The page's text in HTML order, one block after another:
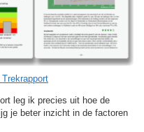
leg ik precies uit hoe de
je beter inzicht in de factoren